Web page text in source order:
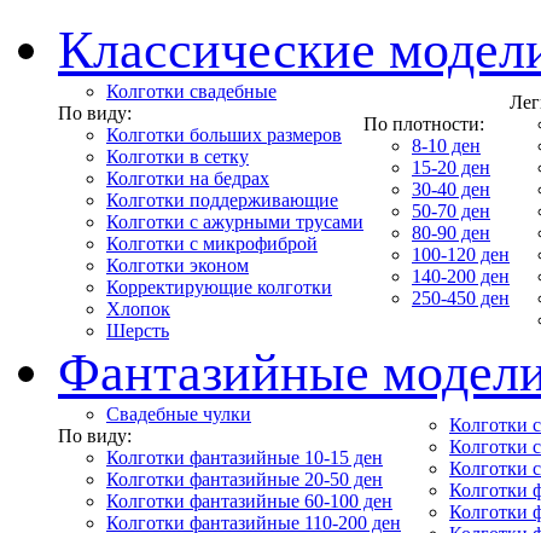
Классические
Колготки свадебные
По виду:
Колготки больших размеров
Колготки в сетку
Колготки на бедрах
Колготки поддерживающие
Колготки с ажурными трусами
Колготки с микрофиброй
Колготки эконом
Корректирующие колготки
Хлопок
Шерсть
По плотности:
8-10 ден
15-20 ден
30-40 ден
50-70 ден
80-90 ден
100-120 ден
140-200 ден
250-450 ден
Фантазийные
Свадебные чулки
По виду:
Колготки фантазийные 10-15 ден
Колготки фантазийные 20-50 ден
Колготки фантазийные 60-100 ден
Колготки фантазийные 110-200 ден
Колготки
Колготки
Колготки
Колготки
Колготки